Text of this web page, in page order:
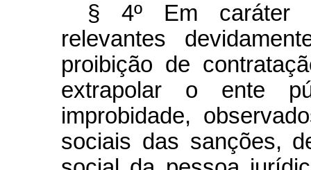
§ 4º Em caráter
relevantes
proibição de
extrapolar o ente
improbidade,
sociais das sanções,